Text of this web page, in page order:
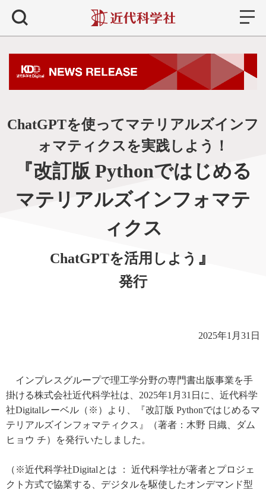
ChatGPTを使ってマテリアルズインフ
ォマティクスを実践しよう！
『改訂版 Pythonではじめる
マテリアルズインフォマテ
ィクス
ChatGPTを活用しよう 』
発行
2025年1月31日
インプレスグループで理工学分野の専門書出版事業を手
掛ける株式会社近代科学社は、2025年1月31日に、近代科学
社Digitalレーベル（※）より、『改訂版 Pythonではじめるマ
テリアルズインフォマティクス』（著者：木野 日織、ダム
ヒョウ チ）を発行いたしました。
（※近代科学社Digitalとは ： 近代科学社が著者とプロジェ
クト方式で協業する、デジタルを駆使したオンデマンド型